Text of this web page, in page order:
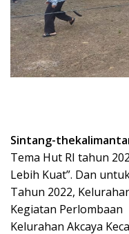
Sintang-
Tema Hut RI tahun
Lebih Kuat”. Dan
Tahun 2022,
Kegiatan Perlombaan
Kelurahan Akcaya